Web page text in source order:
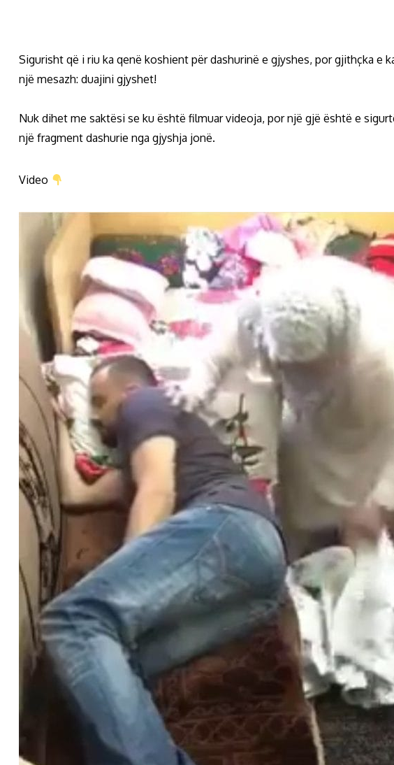
Sigurisht që i riu ka qenë koshient për dashurinë e gjyshes, por gjithçka e
një mesazh: duajini gjyshet!
Nuk dihet me saktësi se ku është filmuar videoja, por një gjë është e
një fragment dashurie nga gjyshja jonë.
Video